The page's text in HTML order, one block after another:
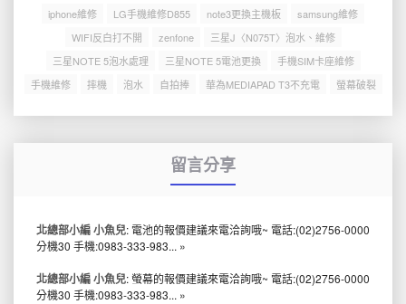
iphone維修
LG手機維修D855 note3更換主機板
samsung維修
WIFI反白打不開
zenfone
三星J〈N075T〉泡水、維修
三星NOTE 5泡水處理
三星NOTE 5電池更換
手機SIM卡座維修
手機維修
摔機 泡水 自拍捧 華為MEDIAPAD T3不充電 螢幕破裂
留言分享
北總部小編 小魚兒: 電池的報價建議來電洽詢哦~ 電話:(02)2756-0000
分機30 手機:0983-333-983... »
北總部小編 小魚兒: 螢幕的報價建議來電洽詢哦~ 電話:(02)2756-0000
分機30 手機:0983-333-983... »